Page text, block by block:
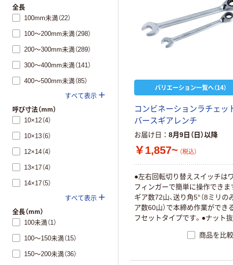
バリエーション一覧へ（14）
コンビネーションラチェッ
バースギアレンチ
お届け日 8月9日（日）以降
￥1,857~ （税込）
●左右回転切り替えスイッチは
フィンガーで簡単に操作できま
ギア数72山、送り角5°（8ミリの
ア数60山）で本締め作業ができ
フセットタイプです。●ナット抜
止用リングストップ付です。●サ
クロム仕上げです。
商品を比較
全長
100mm未満（22）
100～200mm未満（298）
200～300mm未満（289）
300～400mm未満（141）
400～500mm未満（85）
すべて表示
呼び寸法（mm）
10×12（4）
10×13（6）
12×14（4）
13×17（4）
14×17（5）
すべて表示
全長（mm）
100未満（1）
100～150未満（15）
150～200未満（36）